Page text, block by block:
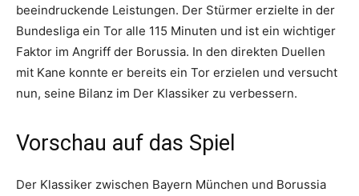
beeindruckende Leistungen. Der Stürmer erzielte in der
Bundesliga ein Tor alle 115 Minuten und ist ein wichtiger
Faktor im Angriff der Borussia. In den direkten Duellen
mit Kane konnte er bereits ein Tor erzielen und versucht
nun, seine Bilanz im Der Klassiker zu verbessern.
Vorschau auf das Spiel
Der Klassiker zwischen Bayern München und Borussia